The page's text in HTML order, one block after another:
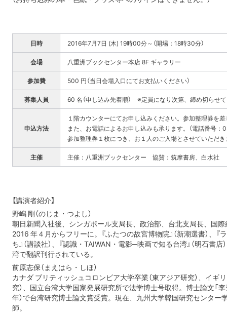
日時 2016年7月7日 (木) 19時00分～（開場：18時30分）
会場 八重洲ブックセンター本店 8F ギャラリー
参加費 500 円（当日会場入口にてお支払いください）
募集人員 60 名（申し込み先着順） ※定員になり次第、締め切らせ
申込方法
１階カウンターにてお申し込みください。参加整理券を
また、お電話によるお申し込みも承ります。（電話番号
参加整理券１枚につき、お１人のご入場とさせていただ
主催 主催：八重洲ブックセンター 協賛：筑摩書房、白水社
【講演者紹介】
野嶋 剛（のじま・つよし）
朝日新聞入社後、シンガポール支局長、政治部、台北支局長、国
2016 年４月からフリーに。『ふたつの故宮博物院』（新潮選書）、
ち』（講談社）、『認識・TAIWAN・電影─映画で知る台湾』（明石書
湾で翻訳刊行されている。
前原志保（まえはら・しほ）
カナダ ブリティッシュコロンビア大学卒業（東アジア研究）、イギ
究）、国立台湾大学国家発展研究所で法学博士号取得。博士論文「
年）で台湾研究博士論文賞受賞。現在、九州大学韓国研究センタ
師。